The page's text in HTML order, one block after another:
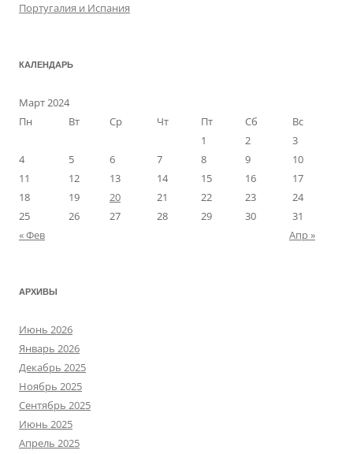
Португалия и Испания
КАЛЕНДАРЬ
Март 2024
Пн
Вт Ср Чт Пт Сб
Вс
1
2
3
4
5 6 7 8 9
10
11
12 13 14 15 16
17
18
19 20 21 22 23
24
25
26 27 28 29 30
31
« Фев
Апр »
АРХИВЫ
Июнь 2026
Январь 2026
Декабрь 2025
Ноябрь 2025
Сентябрь 2025
Июнь 2025
Апрель 2025